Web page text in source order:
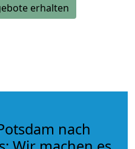
erhalten
nach